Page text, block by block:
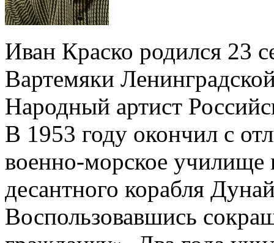
Иван Краско родился 23
Вартемяки
Народный артист
В 1953 году окончил с
военно-морское училище
десантного корабля
Воспользовавшись